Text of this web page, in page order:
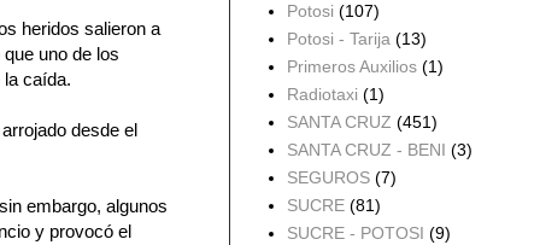
heridos salieron a
uno de los
la caída.
desde el
embargo, algunos
y provocó el
Potosi (107)
Potosi - Tarija (13)
Primeros Auxilios (1)
Radiotaxi (1)
SANTA CRUZ (451)
SANTA CRUZ - BENI (3)
SEGUROS (7)
SUCRE (81)
SUCRE - POTOSI (9)